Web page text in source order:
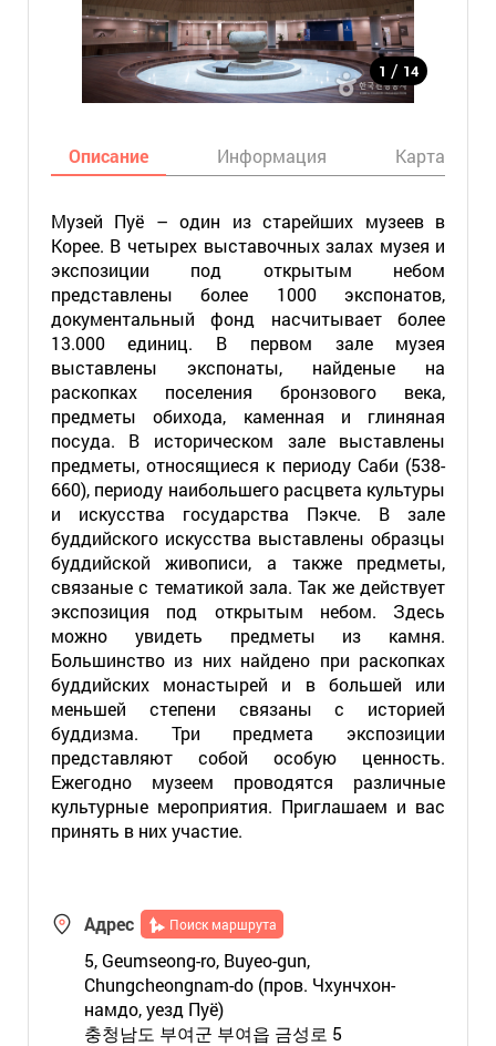
1 / 14
Описание Информация Карта
Музей Пуё – один из старейших музеев в
Корее. В четырех выставочных залах музея и
экспозиции под открытым небом
представлены более 1000 экспонатов,
документальный фонд насчитывает более
13.000 единиц. В первом зале музея
выставлены экспонаты, найденые на
раскопках поселения бронзового века,
предметы обихода, каменная и глиняная
посуда. В историческом зале выставлены
предметы, относящиеся к периоду Саби (538-
660), периоду наибольшего расцвета культуры
и искусства государства Пэкче. В зале
буддийского искусства выставлены образцы
буддийской живописи, а также предметы,
связаные с тематикой зала. Так же действует
экспозиция под открытым небом. Здесь
можно увидеть предметы из камня.
Большинство из них найдено при раскопках
буддийских монастырей и в большей или
меньшей степени связаны с историей
буддизма. Три предмета экспозиции
представляют собой особую ценность.
Ежегодно музеем проводятся различные
культурные мероприятия. Приглашаем и вас
принять в них участие.
Адрес Поиск маршрута
5, Geumseong-ro, Buyeo-gun,
Chungcheongnam-do (пров. Чхунчхон-
намдо, уезд Пуё)
충청남도 부여군 부여읍 금성로 5